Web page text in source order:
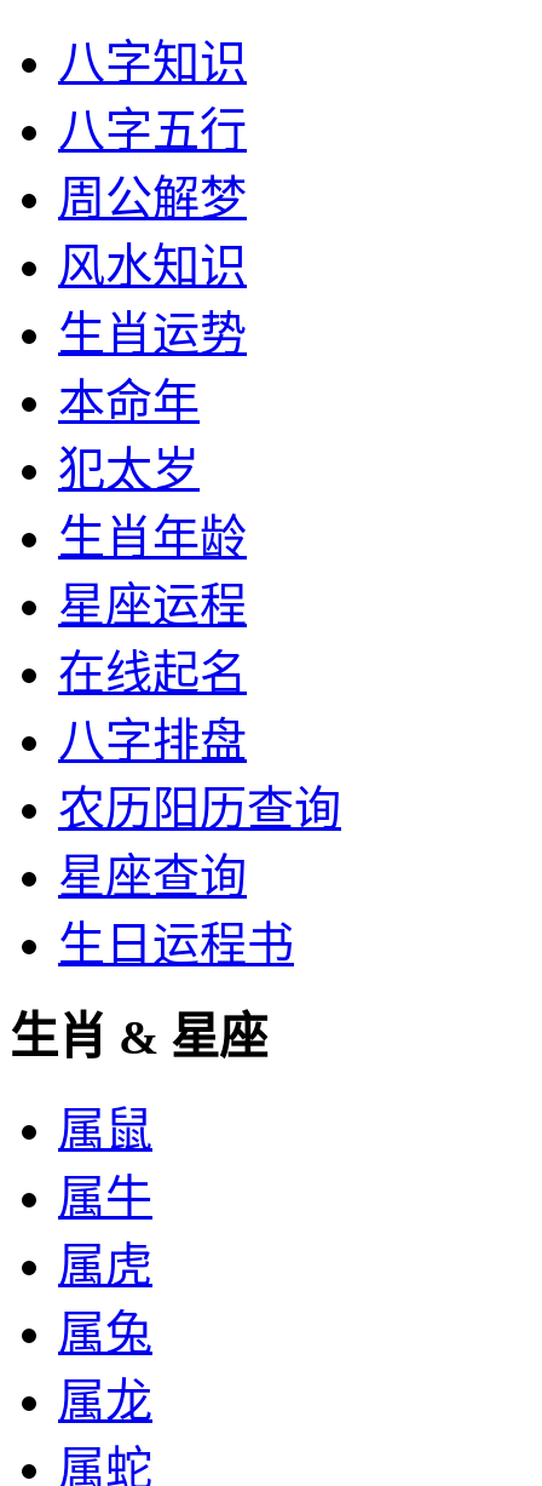
八字知识
八字五行
周公解梦
风水知识
生肖运势
本命年
犯太岁
生肖年龄
星座运程
在线起名
八字排盘
农历阳历查询
星座查询
生日运程书
生肖 & 星座
属鼠
属牛
属虎
属兔
属龙
属蛇